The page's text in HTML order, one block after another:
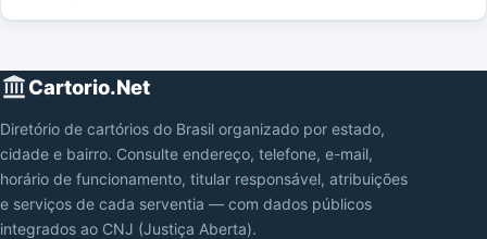
Cartorio.Net
Diretório de cartórios do Brasil organizado por estado,
cidade e bairro. Consulte endereço, telefone, e-mail,
horário de funcionamento, titular responsável, atribuições
e serviços de cada serventia — com dados públicos
integrados ao CNJ (Justiça Aberta).